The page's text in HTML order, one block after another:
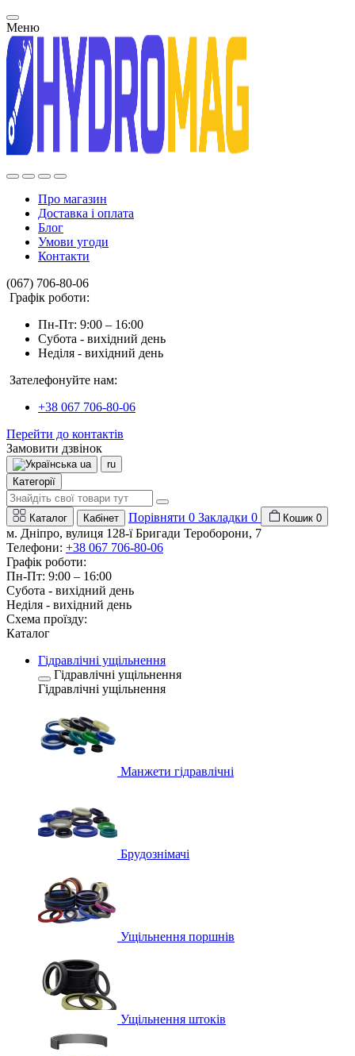
Меню
Про магазин
Доставка і оплата
Блог
Умови угоди
Контакти
(067) 706-80-06
Графік роботи:
Пн-Пт: 9:00 – 16:00
Субота - вихідний день
Неділя - вихідний день
Зателефонуйте нам:
+38 067 706-80-06
Перейти до контактів
Замовити дзвінок
ua
ru
Категорії
Каталог Кабінет Порівняти 0 Закладки 0 Кошик 0
м. Дніпро, вулиця 128-ї Бригади Тероборони, 7
Телефони: +38 067 706-80-06
Графік роботи:
Пн-Пт: 9:00 – 16:00
Субота - вихідний день
Неділя - вихідний день
Схема проїзду:
Каталог
Гідравлічні ущільнення
Гідравлічні ущільнення
Гідравлічні ущільнення
Манжети гідравлічні
Брудознімачі
Ущільнення поршнів
Ущільнення штоків